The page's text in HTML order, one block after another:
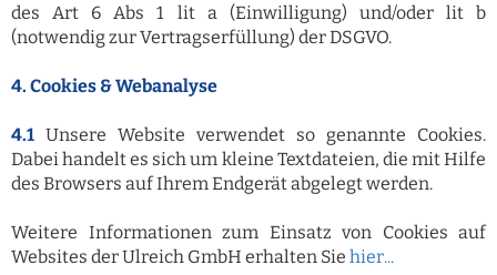
des Art 6 Abs 1 lit a (Einwilligung) und/oder lit b
(notwendig zur Vertragserfüllung) der DSGVO.
4. Cookies & Webanalyse
4.1 Unsere Website verwendet so genannte Cookies.
Dabei handelt es sich um kleine Textdateien, die mit Hilfe
des Browsers auf Ihrem Endgerät abgelegt werden.
Weitere Informationen zum Einsatz von Cookies auf
Websites der Ulreich GmbH erhalten Sie hier...